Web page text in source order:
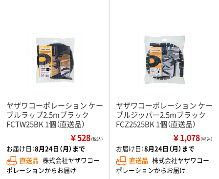
ヤザワコーポレーション ケー
ブルラップ2.5mブラック
FCTW25BK 1個（直送品）
￥528（税込）
お届け日：8月24日（月）まで
直送品 株式会社ヤザワコー
ポレーションからお届け
ヤザワコーポレーション ケー
ブルジッパー2.5mブラック
FCZ2525BK 1個（直送品）
￥1,078（税込）
お届け日：8月24日（月）まで
直送品 株式会社ヤザワコー
ポレーションからお届け